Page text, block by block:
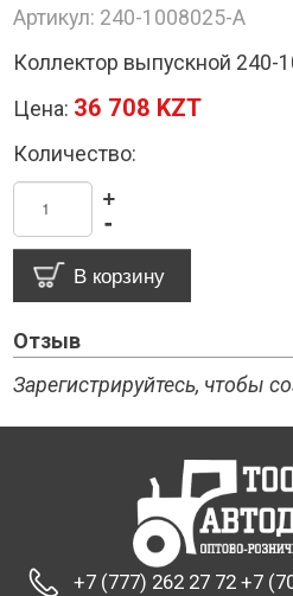
Артикул: 240-1008025-А
Коллектор выпускной
Цена: 36 708 KZT
Количество:
-
+
Отзыв
Зарегистрируйтесь, чтобы
+7 (777) 262 27 72 +7